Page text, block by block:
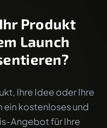
Produkt
Launch
Ihre Idee oder Ihre
ein kostenloses und
Angebot für Ihre